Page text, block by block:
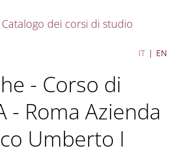
Catalogo dei corsi di studio
IT EN
infermieristiche e
- Corso di
- Roma Azienda
Umberto I